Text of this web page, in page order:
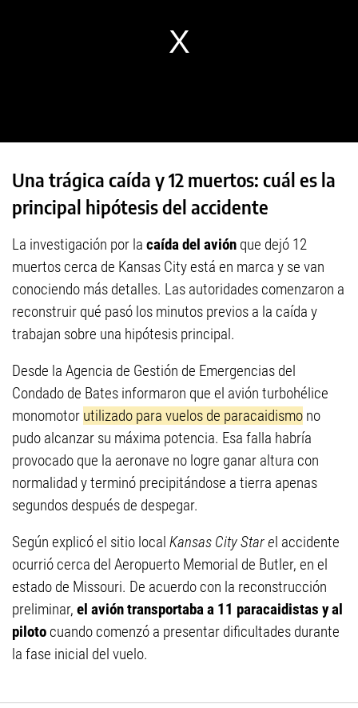
Una trágica caída y 12 muertos: cuál es la
principal hipótesis del accidente
La investigación por la caída del avión que dejó 12
muertos cerca de Kansas City está en marca y se van
conociendo más detalles. Las autoridades comenzaron a
reconstruir qué pasó los minutos previos a la caída y
trabajan sobre una hipótesis principal.
Desde la Agencia de Gestión de Emergencias del
Condado de Bates informaron que el avión turbohélice
monomotor utilizado para vuelos de paracaidismo no
pudo alcanzar su máxima potencia. Esa falla habría
provocado que la aeronave no logre ganar altura con
normalidad y terminó precipitándose a tierra apenas
segundos después de despegar.
Según explicó el sitio local Kansas City Star el accidente
ocurrió cerca del Aeropuerto Memorial de Butler, en el
estado de Missouri. De acuerdo con la reconstrucción
preliminar, el avión transportaba a 11 paracaidistas y al
piloto cuando comenzó a presentar dificultades durante
la fase inicial del vuelo.